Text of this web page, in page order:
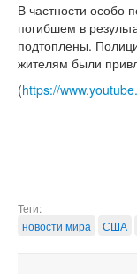
В частности особо
погибшем в
подтоплены.
жителям были
(https://
Теги:
новости мира
США